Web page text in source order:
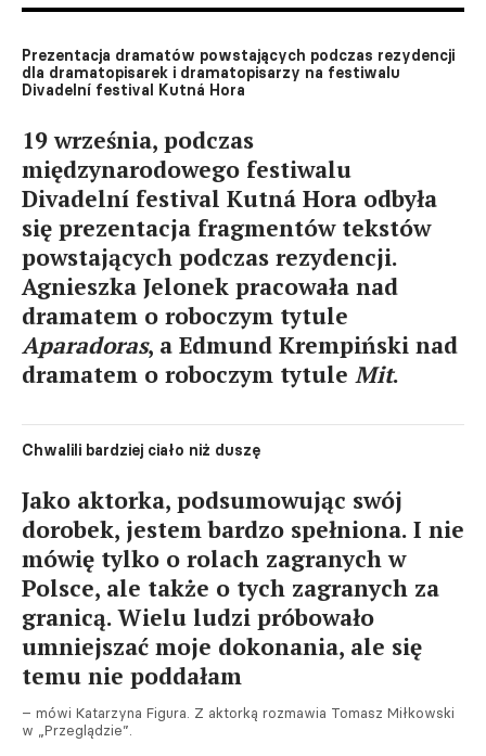
Prezentacja dramatów powstających podczas rezydencji
dla dramatopisarek i dramatopisarzy na festiwalu
Divadelní festival Kutná Hora
19 września, podczas
międzynarodowego festiwalu
Divadelní festival Kutná Hora odbyła
się prezentacja fragmentów tekstów
powstających podczas rezydencji.
Agnieszka Jelonek pracowała nad
dramatem o roboczym tytule
Aparadoras, a Edmund Krempiński nad
dramatem o roboczym tytule Mit.
Chwalili bardziej ciało niż duszę
Jako aktorka, podsumowując swój
dorobek, jestem bardzo spełniona. I nie
mówię tylko o rolach zagranych w
Polsce, ale także o tych zagranych za
granicą. Wielu ludzi próbowało
umniejszać moje dokonania, ale się
temu nie poddałam
– mówi Katarzyna Figura. Z aktorką rozmawia Tomasz Miłkowski
w „Przeglądzie”.